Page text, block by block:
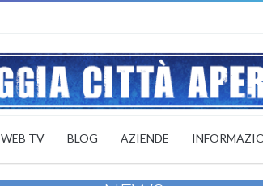
WEB TV BLOG AZIENDE